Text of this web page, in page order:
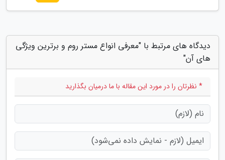
دیدگاه های مرتبط با "معرفی انواع مستر روم و برترین ویژگی
های آن"
* نظرتان را در مورد این مقاله با ما درمیان بگذارید